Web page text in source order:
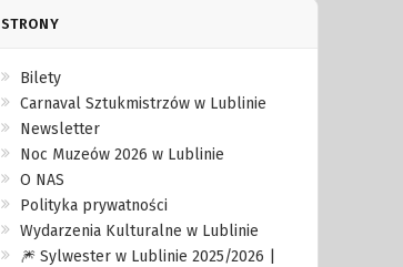
STRONY
Bilety
Carnaval Sztukmistrzów w Lublinie
Newsletter
Noc Muzeów 2026 w Lublinie
O NAS
Polityka prywatności
Wydarzenia Kulturalne w Lublinie
🎆 Sylwester w Lublinie 2025/2026 |